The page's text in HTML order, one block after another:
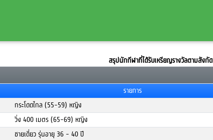
สรุปนักกีฬาที่ได้รับเหรียญรางวัลตามสังกัด
รายการ
กระโดดไกล (55-59) หญิง
วิ่ง 400 เมตร (65-69) หญิง
ชายเดี่ยว รุ่นอายุ 36 - 40 ปี